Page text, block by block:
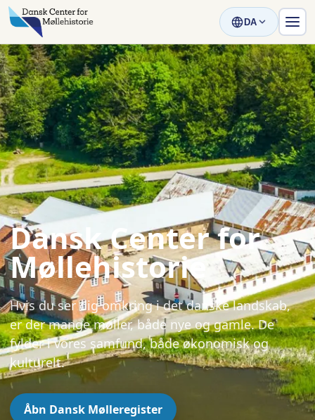
DA
Dansk Center for
Møllehistorie
Hvis du ser dig omkring i det danske landskab,
er der mange møller, både nye og gamle. De
fylder i vores samfund, både økonomisk og
kulturelt.
Åbn Dansk Mølleregister